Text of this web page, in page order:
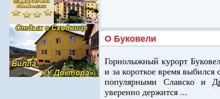
О Буковели
Горнолыжный курорт
и за короткое время выбился
популярными Славско и
уверенно держится ...